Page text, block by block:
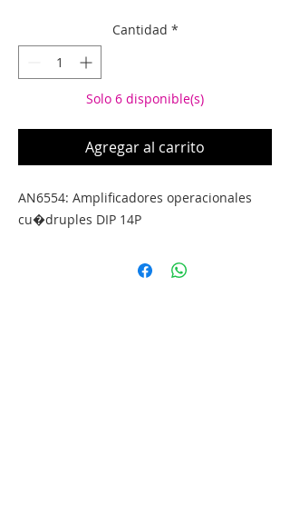
Cantidad *
Solo 6 disponible(s)
Agregar al carrito
AN6554: Amplificadores operacionales
cu�druples DIP 14P